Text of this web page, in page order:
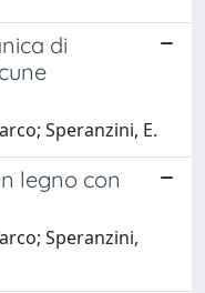
di
Speranzini, E.
legno con
Speranzini,